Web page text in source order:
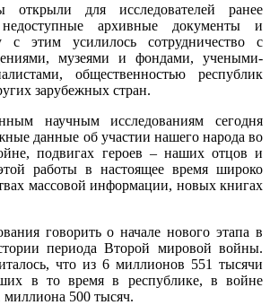
для исследователей ранее
архивные документы и
с этим усилилось сотрудничество с
музеями и фондами, учеными-
общественностью республик
зарубежных стран.
научным исследованиям сегодня
данные об участии нашего народа во
подвигах героев – наших отцов и
работы в настоящее время широко
массовой информации, новых книгах
говорить о начале нового этапа в
периода Второй мировой войны.
что из 6 миллионов 551 тысячи
в то время в республике, в войне
миллиона 500 тысяч.